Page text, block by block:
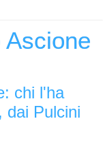
Ascione
chi l'ha
dai Pulcini